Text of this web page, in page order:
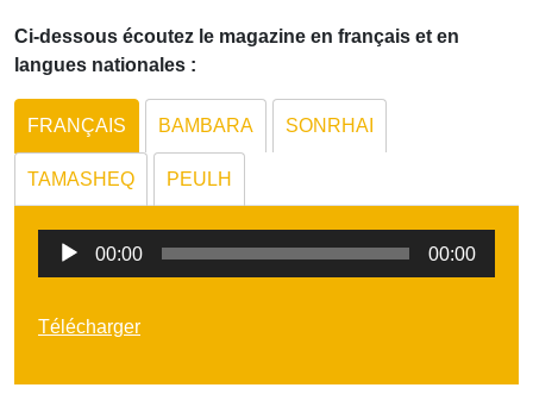
Ci-dessous écoutez le magazine en français et en
langues nationales :
FRANÇAIS BAMBARA SONRHAI
TAMASHEQ PEULH
Lecteur
00:00 00:00
Télécharger